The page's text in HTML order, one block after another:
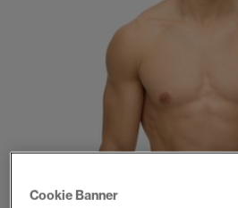
Cookie Banner